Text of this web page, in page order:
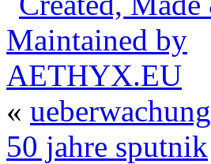
«
50 jahre sputnik